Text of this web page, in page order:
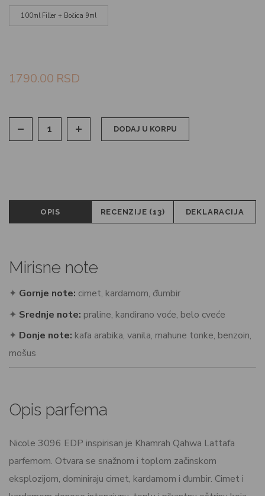
100ml Filler + Bočica 9ml
1790.00 RSD
DODAJ U KORPU
OPIS RECENZIJE (13) DEKLARACIJA
Mirisne note
✦ Gornje note: cimet, kardamom, đumbir
✦ Srednje note: praline, kandirano voće, belo cveće
✦ Donje note: kafa arabika, vanila, mahune tonke, benzoin,
mošus
Opis parfema
Nicole 3096 EDP inspirisan je Khamrah Qahwa Lattafa
parfemom. Otvara se snažnom i toplom začinskom
eksplozijom, dominiraju cimet, kardamom i đumbir. Cimet i